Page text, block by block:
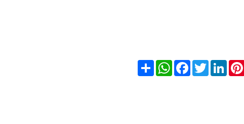
שתף
WhatsAppFacebookTwitterLinkedIn